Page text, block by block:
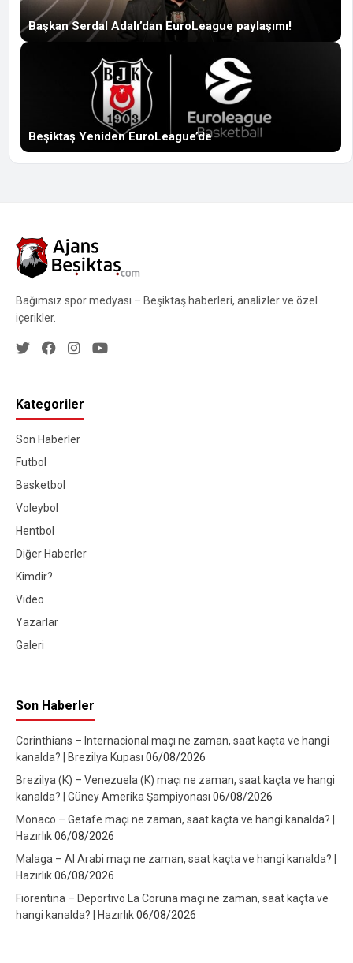
Başkan Serdal Adalı’dan EuroLeague paylaşımı!
Beşiktaş Yeniden EuroLeague’de
Bağımsız spor medyası – Beşiktaş haberleri, analizler ve özel
içerikler.
Kategoriler
Son Haberler
Futbol
Basketbol
Voleybol
Hentbol
Diğer Haberler
Kimdir?
Video
Yazarlar
Galeri
Son Haberler
Corinthians – Internacional maçı ne zaman, saat kaçta ve hangi
kanalda? | Brezilya Kupası 06/08/2026
Brezilya (K) – Venezuela (K) maçı ne zaman, saat kaçta ve hangi
kanalda? | Güney Amerika Şampiyonası 06/08/2026
Monaco – Getafe maçı ne zaman, saat kaçta ve hangi kanalda? |
Hazırlık06/08/2026
Malaga – Al Arabi maçı ne zaman, saat kaçta ve hangi kanalda? |
Hazırlık06/08/2026
Fiorentina – Deportivo La Coruna maçı ne zaman, saat kaçta ve
hangi kanalda? | Hazırlık06/08/2026